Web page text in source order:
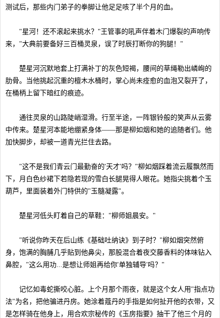
测试后，那些内门弟子的拳脚让他足足咳了半个月的血。
"星河！还不滚起来挑水？"王管事的吼声伴着木门爆裂的声响传
来，"大典前要备好三百桶灵泉，误了时辰打断你的狗腿！"
楚星河沉默地套上打满补丁的灰色短褐，腰间的草绳勒出嶙峋的
肋骨。当他挑起沉重的檀木水桶时，掌心尚未痊愈的血泡又裂开了，
在桶柄上留下暗红的痕迹。
通往灵泉的山路陡峭湿滑。行至半途，一阵银铃般的笑声从云雾
中传来。楚星河本能地绷紧身体——那是柳如烟和她的追随者们。他
加快脚步，却被一道青光拦住去路。
"这不是我们青云门最勤奋的'天才'吗？"柳如烟踩着流云履飘然而
下，月白色纱裙下若隐若现的雪白长腿晃得人眼花。她指尖挑着个玉
葫芦，里面装着外门特供的"玉髓凝露"。
楚星河低头盯着自己的草鞋："柳师姐晨安。"
"听说你昨天在后山练《基础吐纳诀》到子时？"柳如烟突然俯
身，饱满的胸脯几乎贴到他鼻尖，那股混合着夜交藤香料的体味钻入
鼻腔，"这么用功...是想让师姐再给你'单独辅导'吗？"
记忆如毒蛇撕咬心脏。上个月那个雨夜，就是这个女人用"指点功
法"为名，把他骗进丹房。她涂着蔻丹的手指是如何扯开他的衣带，又
是怎样骑在他身上，用合欢宗秘传的《玉房指要》抽干了他三个月的